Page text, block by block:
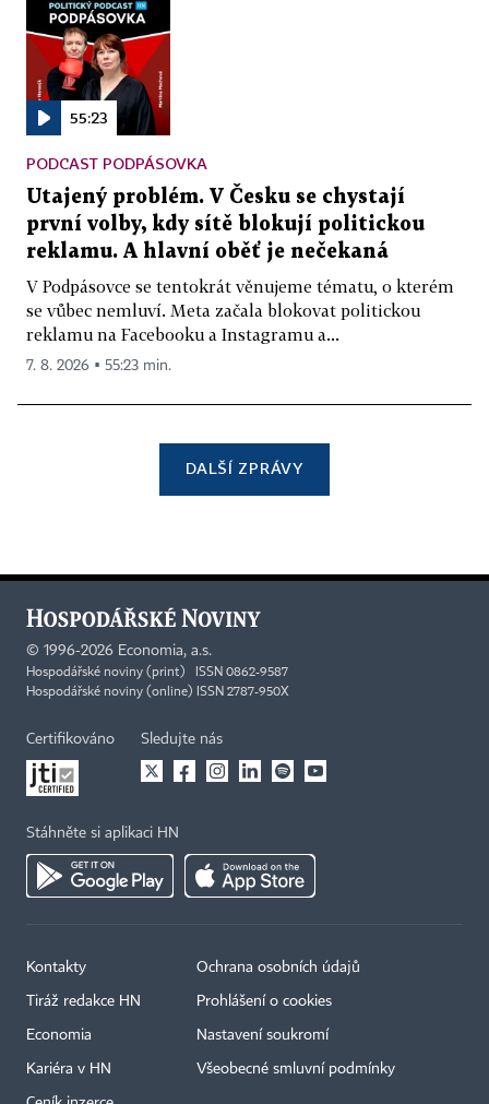
55:23
PODCAST PODPÁSOVKA
Utajený problém. V Česku se chystají
první volby, kdy sítě blokují politickou
reklamu. A hlavní oběť je nečekaná
V Podpásovce se tentokrát věnujeme tématu, o kterém
se vůbec nemluví. Meta začala blokovat politickou
reklamu na Facebooku a Instagramu a...
7. 8. 2026 ▪ 55:23 min.
DALŠÍ ZPRÁVY
© 1996-2026 Economia, a.s.
Hospodářské noviny (print) ISSN 0862-9587
Hospodářské noviny (online) ISSN 2787-950X
Certifikováno Sledujte nás
Stáhněte si aplikaci HN
Kontakty
Tiráž redakce HN
Economia
Kariéra v HN
Ochrana osobních údajů
Prohlášení o cookies
Nastavení soukromí
Všeobecné smluvní podmínky